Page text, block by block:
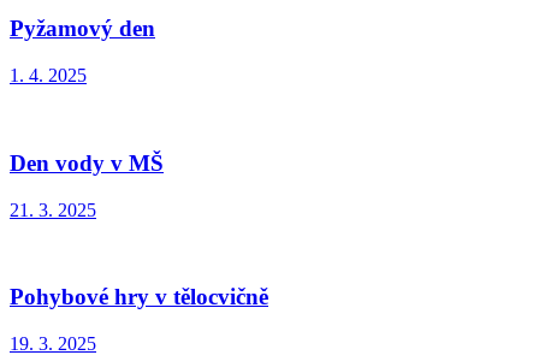
Pyžamový den
1. 4. 2025
Den vody v MŠ
21. 3. 2025
Pohybové hry v tělocvičně
19. 3. 2025